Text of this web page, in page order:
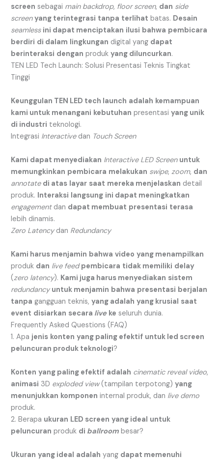
screen sebagai main backdrop, floor screen, dan side
screen yang terintegrasi tanpa terlihat batas. Desain
seamless ini dapat menciptakan ilusi bahwa pembicara
berdiri di dalam lingkungan digital yang dapat
berinteraksi dengan produkyang diluncurkan.
TEN LED Tech Launch: Solusi Presentasi Teknis Tingkat
Tinggi
Keunggulan TEN LED tech launch adalah kemampuan
kami untuk menangani kebutuhan presentasiyang unik
di industri teknologi.
Integrasi Interactivedan Touch Screen
Kami dapat menyediakan Interactive LED Screen untuk
memungkinkan pembicara melakukan swipe,zoom, dan
annotate di atas layar saat mereka menjelaskan detail
produk. Interaksi langsung ini dapat meningkatkan
engagementdan dapat membuat presentasi terasa
lebih dinamis.
Zero Latencydan Redundancy
Kami harus menjamin bahwa video yang menampilkan
produk dan live feed pembicara tidak memiliki delay
(zero latency). Kami juga harus menyediakan sistem
redundancy untuk menjamin bahwa presentasi berjalan
tanpa gangguan teknis,yang adalah yang krusial saat
event disiarkan secara live ke seluruh dunia.
Frequently Asked Questions (FAQ)
1. Apa jenis konten yang paling efektif untuk led screen
peluncuran produk teknologi?
Konten yang paling efektif adalah cinematic reveal video,
animasi 3D exploded view(tampilan terpotong)yang
menunjukkan komponen internal produk, dan live demo
produk.
2. Berapa ukuran LED screen yang ideal untuk
peluncuran produk di ballroom besar?
Ukuran yang ideal adalah yang dapat memenuhi